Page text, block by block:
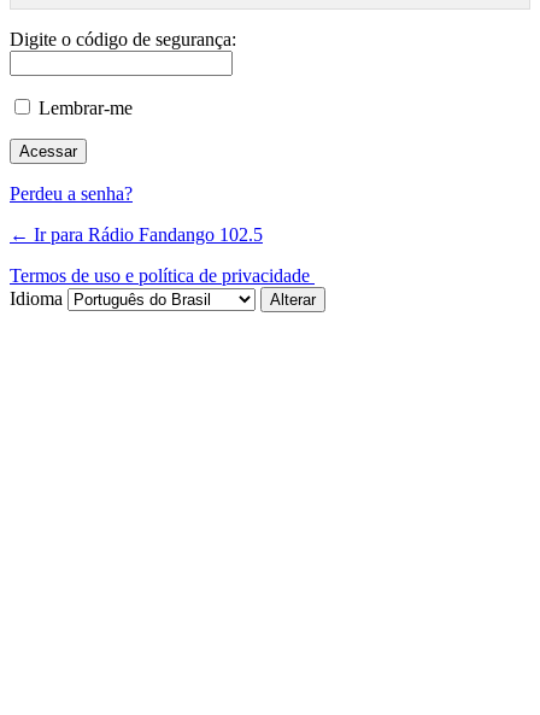
Digite o código de segurança:
Lembrar-me
Perdeu a senha?
← Ir para Rádio Fandango 102.5
Termos de uso e política de privacidade
Idioma